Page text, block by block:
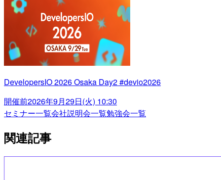
DevelopersIO 2026 Osaka Day2 #devio2026
開催前2026年9月29日(火) 10:30
セミナー一覧会社説明会一覧勉強会一覧
関連記事